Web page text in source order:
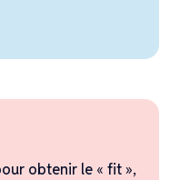
obtenir le « fit »,